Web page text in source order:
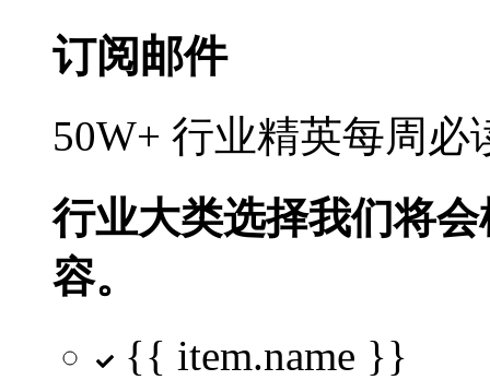
订阅邮件
50W+ 行业精英每周
行业大类选择我们将
容。
{{ item.name }}